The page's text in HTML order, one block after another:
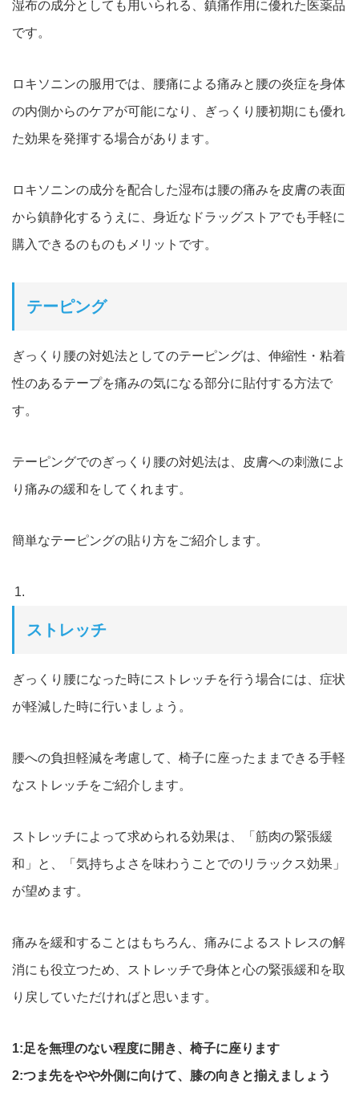
湿布の成分としても用いられる、鎮痛作用に優れた医薬品
です。
ロキソニンの服用では、腰痛による痛みと腰の炎症を身体
の内側からのケアが可能になり、ぎっくり腰初期にも優れ
た効果を発揮する場合があります。
ロキソニンの成分を配合した湿布は腰の痛みを皮膚の表面
から鎮静化するうえに、身近なドラッグストアでも手軽に
購入できるのものもメリットです。
テーピング
ぎっくり腰の対処法としてのテーピングは、伸縮性・粘着
性のあるテープを痛みの気になる部分に貼付する方法で
す。
テーピングでのぎっくり腰の対処法は、皮膚への刺激によ
り 痛みの緩和をしてくれます。
簡単なテーピングの貼り方をご紹介します。
ストレッチ
ぎっくり腰になった時に ストレッチを行う場合には、症状
が軽減した時に行いましょう。
腰への負担軽減を考慮して、椅子に座ったままできる手軽
なストレッチをご紹介します。
ストレッチによって求められる効果は、「筋肉の緊張緩
和」
と、「気持ちよさを味わうことでのリラックス効果」
が望めます。
痛みを緩和することはもちろん、痛みによるス トレスの解
消にも役立つため、ストレッチで身体と心の緊張緩和を取
り戻していただければと思います。
1:足を無理のない程度に開き、椅子に座ります
2:つま先をやや外側に向けて、膝の向きと揃えましょう